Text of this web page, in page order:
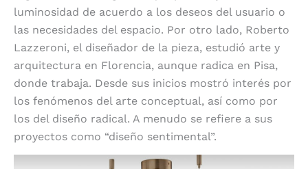
luminosidad de acuerdo a los deseos del usuario o
las necesidades del espacio. Por otro lado, Roberto
Lazzeroni, el diseñador de la pieza, estudió arte y
arquitectura en Florencia, aunque radica en Pisa,
donde trabaja. Desde sus inicios mostró interés por
los fenómenos del arte conceptual, así como por
los del diseño radical. A menudo se refiere a sus
proyectos como “diseño sentimental”.